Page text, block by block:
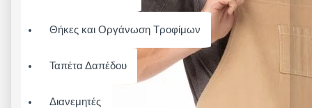
Θήκες και Οργάνωση Τροφίμων
Ταπέτα Δαπέδου
Διανεμητές